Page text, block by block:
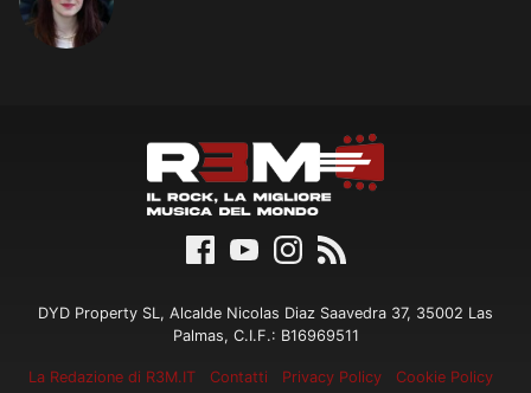
DYD Property SL, Alcalde Nicolas Diaz Saavedra 37, 35002 Las
Palmas, C.I.F.: B16969511
La Redazione di R3M.IT Contatti Privacy Policy Cookie Policy